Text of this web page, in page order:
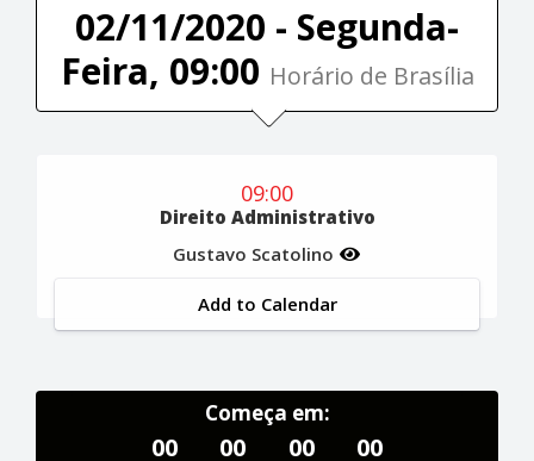
02/11/2020 - Segunda-
Feira, 09:00 Horário de Brasília
09:00
Direito Administrativo
Gustavo Scatolino
Add to Calendar
Começa em:
00 00 00 00